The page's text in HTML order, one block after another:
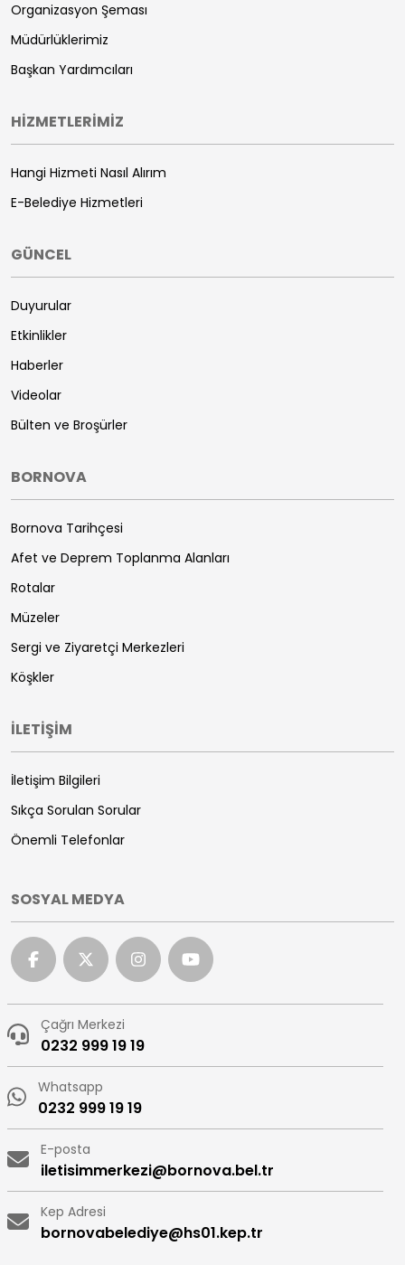
Organizasyon Şeması
Müdürlüklerimiz
Başkan Yardımcıları
HİZMETLERİMİZ
Hangi Hizmeti Nasıl Alırım
E-Belediye Hizmetleri
GÜNCEL
Duyurular
Etkinlikler
Haberler
Videolar
Bülten ve Broşürler
BORNOVA
Bornova Tarihçesi
Afet ve Deprem Toplanma Alanları
Rotalar
Müzeler
Sergi ve Ziyaretçi Merkezleri
Köşkler
İLETİŞİM
İletişim Bilgileri
Sıkça Sorulan Sorular
Önemli Telefonlar
SOSYAL MEDYA
Çağrı Merkezi
0232 999 19 19
Whatsapp
0232 999 19 19
E-posta
iletisimmerkezi@bornova.bel.tr
Kep Adresi
bornovabelediye@hs01.kep.tr